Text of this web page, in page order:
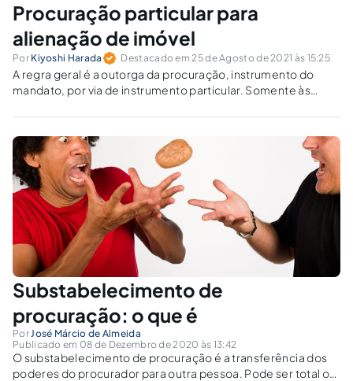
Procuração particular para
alienação de imóvel
Por Kiyoshi Harada Destacado em 25 de Agosto de 2021 às 15:25
A regra geral é a outorga da procuração, instrumento do
mandato, por via de instrumento particular. Somente às
como os menores de idade, por exemplo, é que se impõe a
formalidade do instrumento público.
Substabelecimento de
procuração: o que é
Por José Márcio de Almeida
Publicado em 08 de Dezembro de 2020 às 13:42
O substabelecimento de procuração é a transferência dos
poderes do procurador para outra pessoa. Pode ser total ou